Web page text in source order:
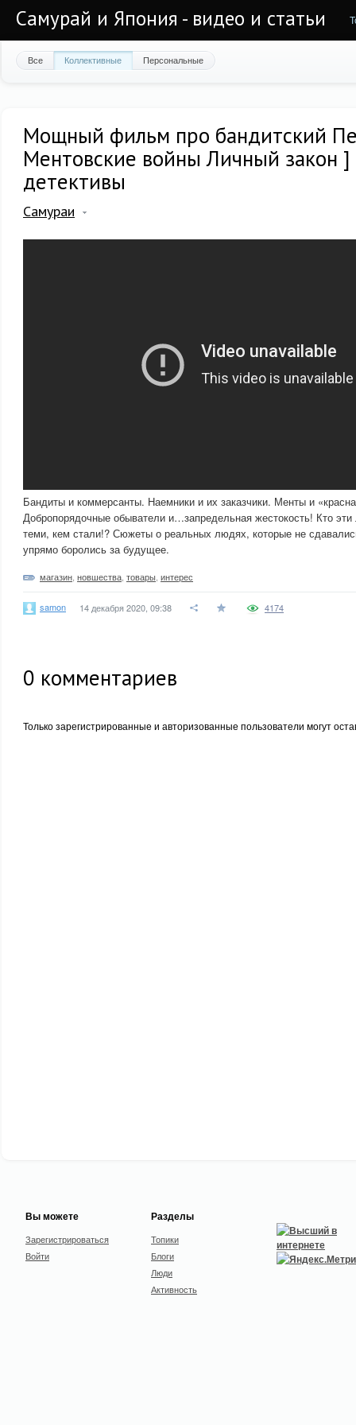
Самурай и Япония - видео и статьи
Все Коллективные Персональные
Мощный фильм про бандитский
Ментовские войны Личный закон ]
детективы
Самураи
Бандиты и коммерсанты. Наемники и их заказчики. Менты и
Добропорядочные обыватели и…запредельная жестокость! Кто
теми, кем стали!? Сюжеты о реальных людях, которые не
упрямо боролись за будущее.
магазин новшества товары интерес
samon 14 декабря 2020, 09:38 4174
0 комментариев
Только зарегистрированные и авторизованные пользователи могут
Вы можете
Зарегистрироваться
Войти
Разделы
Топики
Блоги
Люди
Активность